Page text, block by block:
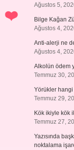
Ağustos 5,
Bilge Kağan
Ağustos 4,
Anti-alerji ne
Ağustos 4,
Alkolün ödem
Temmuz 30,
Yörükler
Temmuz 29,
Kök ikiyle kök
Temmuz 27,
Yazısında
noktalama